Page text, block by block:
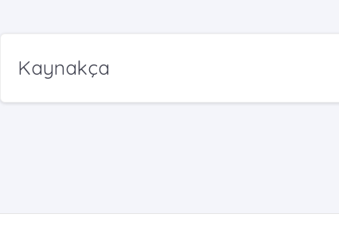
Kaynakça